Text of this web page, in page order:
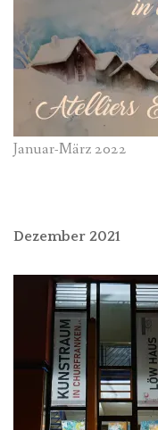
Januar-März 2022
Dezember 2021